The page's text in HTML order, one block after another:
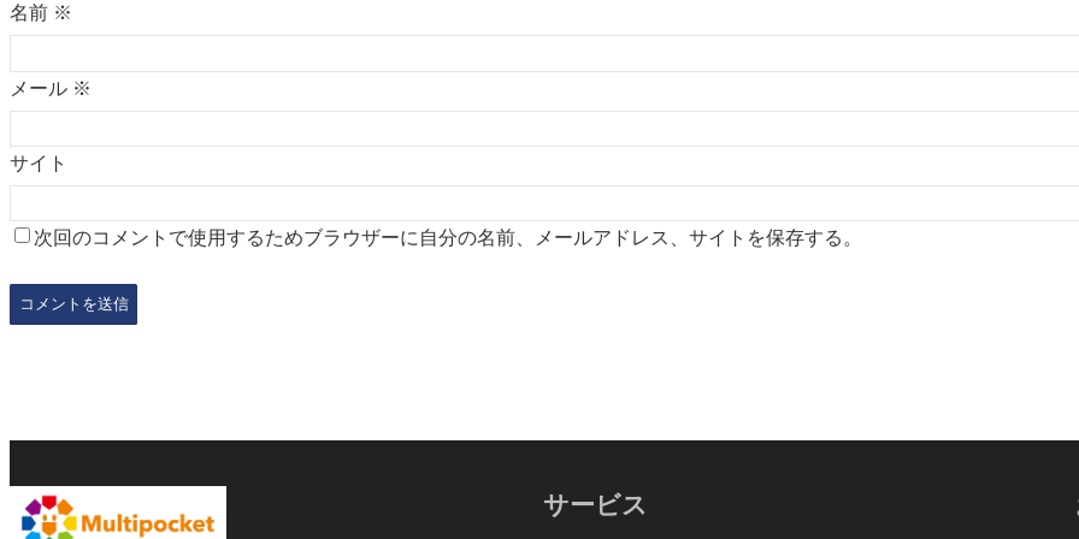
名前 ※
メール ※
サイト
次回のコメントで使用するためブラウザーに自分の名前、メールアドレス、サイトを保存する。
サービス